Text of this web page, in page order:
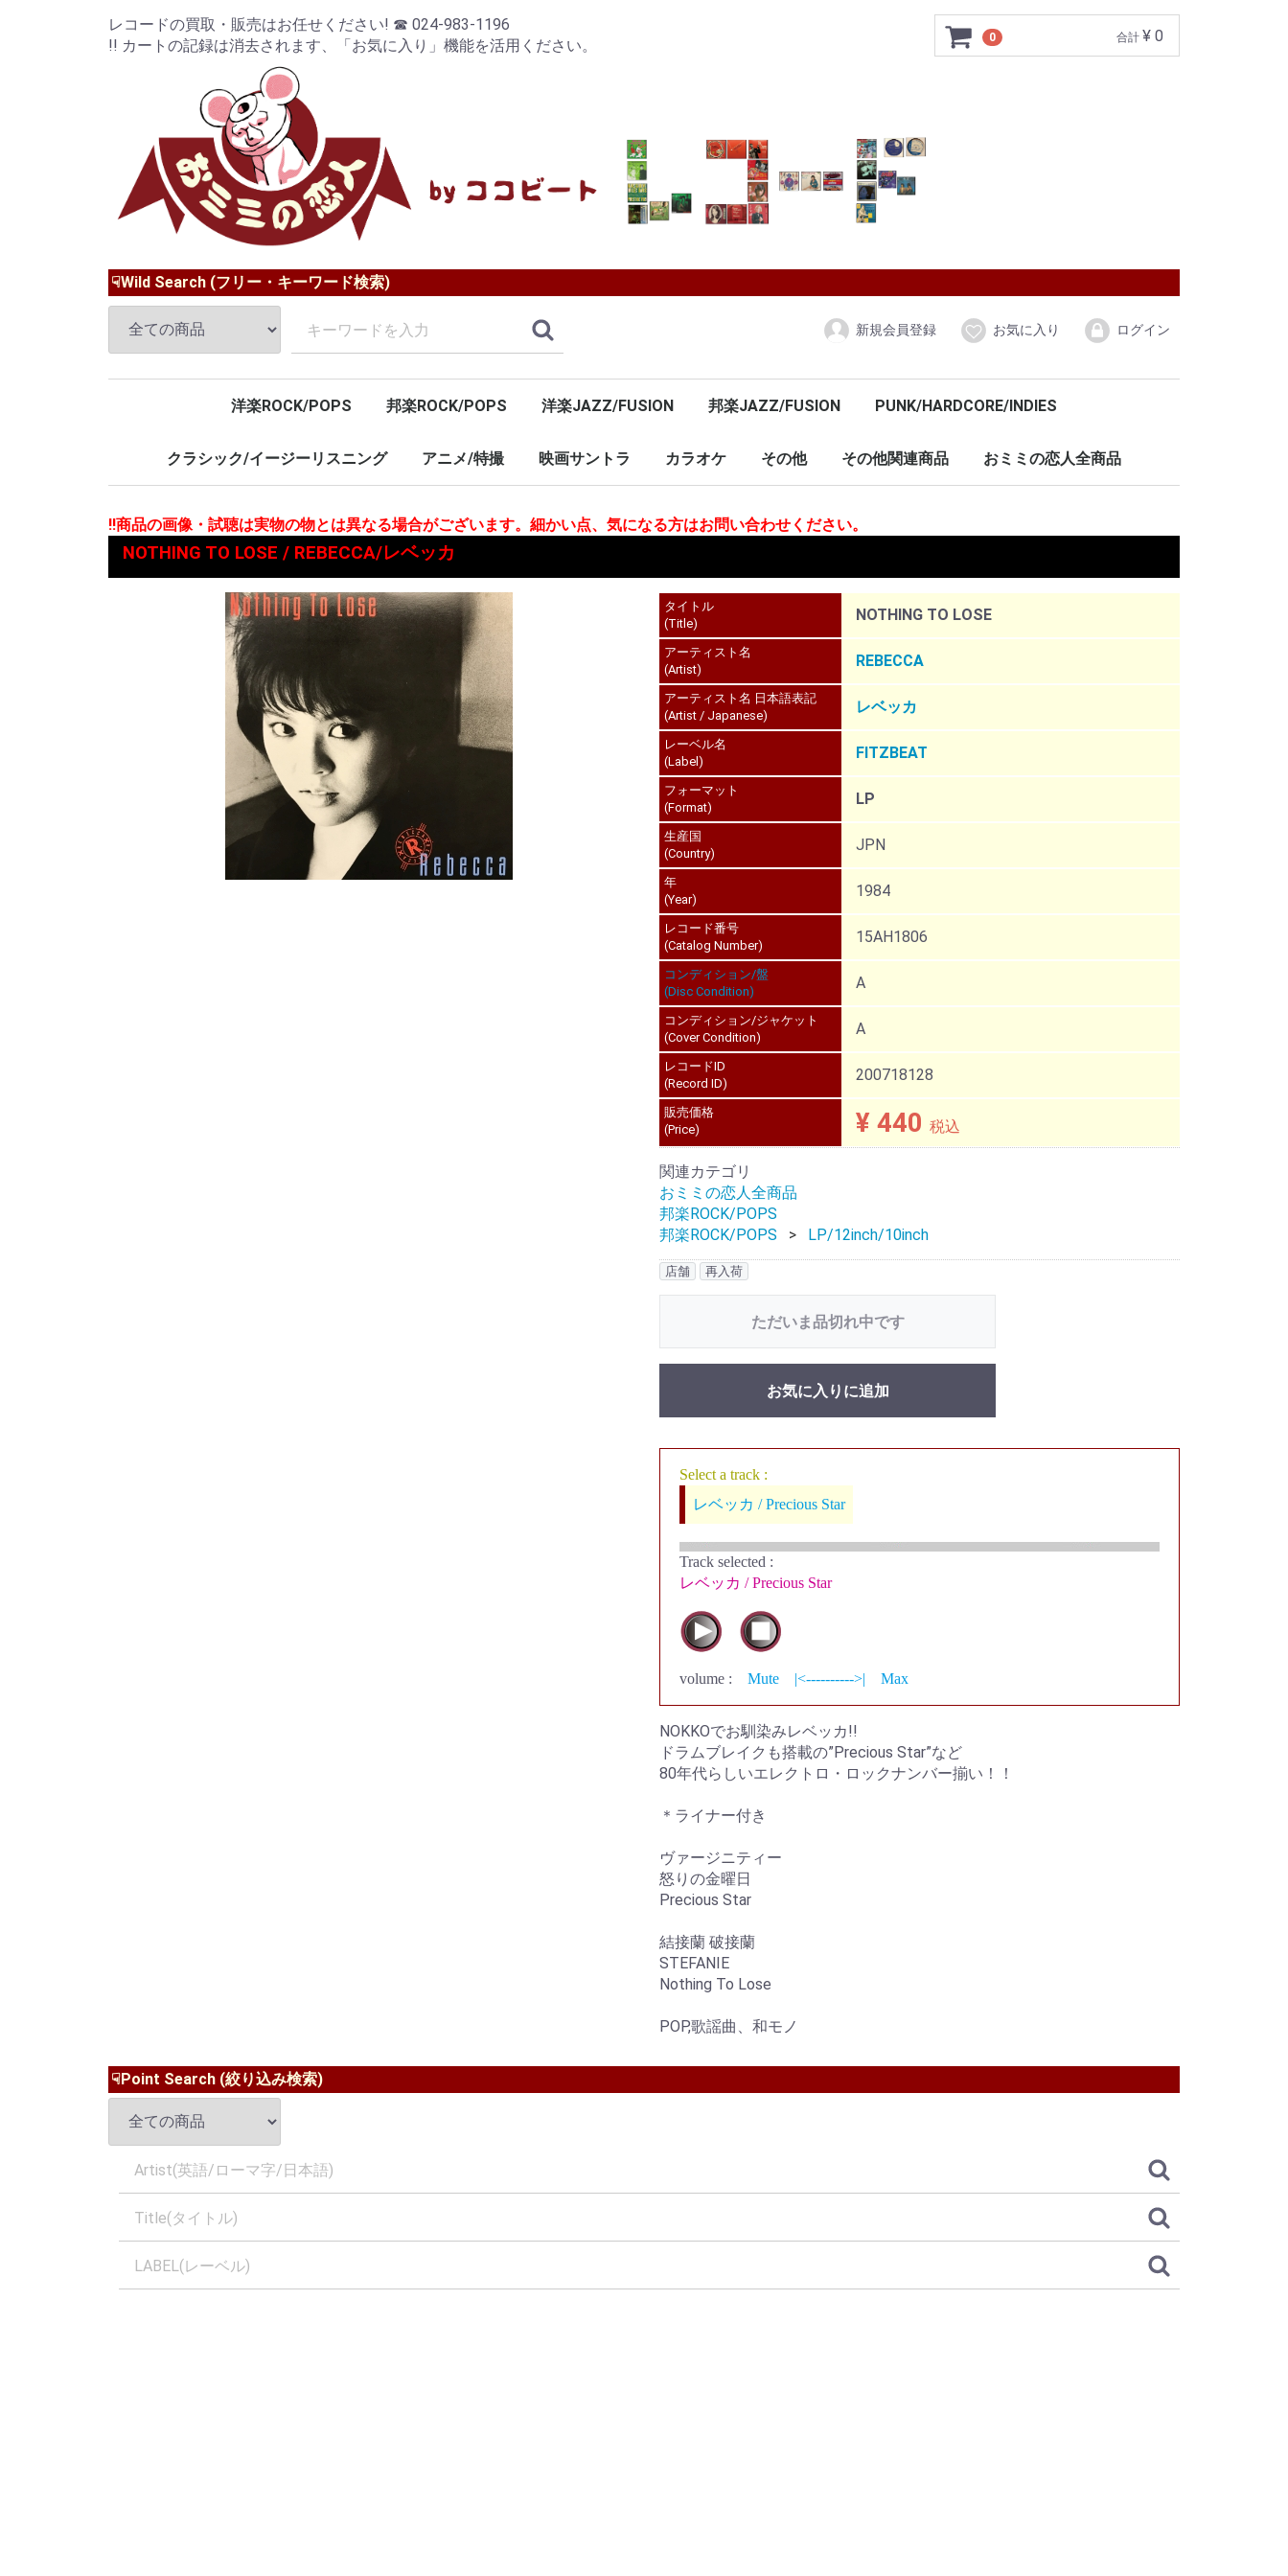
レコードの買取・販売はお任せください! ☎ 024-983-1196
!! カートの記録は消去されます、「お気に入り」機能を活用ください。
0 合計 ¥ 0
☟Wild Search (フリー・キーワード検索)
新規会員登録 お気に入り ログイン
洋楽ROCK/POPS
LP/12inch/10inch
7inch
邦楽ROCK/POPS
LP/12inch/10inch
7inch
洋楽JAZZ/FUSION
LP/12inch/10inch
7inch
邦楽JAZZ/FUSION
LP/12inch/10inch
7inch
PUNK/HARDCORE/INDIES
LP/12inch/10inch
7inch
クラシック/イージーリスニング アニメ/特撮 映画サントラ カラオケ その他 その他関連商品 おミミの恋人全商品
!!商品の画像・試聴は実物の物とは異なる場合がございます。細かい点、気になる方はお問い合わせください。
NOTHING TO LOSE / REBECCA/レベッカ
タイトル
(Title)
NOTHING TO LOSE
アーティスト名
(Artist)
REBECCA
アーティスト名 日本語表記
(Artist / Japanese)
レベッカ
レーベル名
(Label)
FITZBEAT
フォーマット
(Format)
LP
生産国
(Country)
JPN
年
(Year)
1984
レコード番号
(Catalog Number)
15AH1806
コンディション/盤
(Disc Condition)
A
コンディション/ジャケット
(Cover Condition)
A
レコードID
(Record ID)
200718128
販売価格
(Price)
¥ 440 税込
関連カテゴリ
おミミの恋人全商品
邦楽ROCK/POPS
邦楽ROCK/POPS
LP/12inch/10inch
店舗 再入荷
ただいま品切れ中です
お気に入りに追加
Select a track :
レベッカ / Precious Star
Track selected :
レベッカ / Precious Star
volume : Mute |<---------->| Max
NOKKOでお馴染みレベッカ!!
ドラムブレイクも搭載の”Precious Star”など
80年代らしいエレクトロ・ロックナンバー揃い！！
＊ライナー付き
ヴァージニティー
怒りの金曜日
Precious Star
結接蘭 破接蘭
STEFANIE
Nothing To Lose
POP,歌謡曲、和モノ
☟Point Search (絞り込み検索)